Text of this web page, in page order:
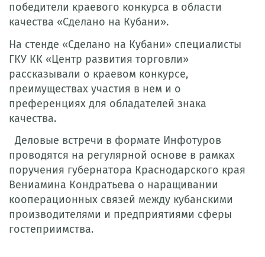
победители краевого конкурса в области
качества «Сделано на Кубани».
На стенде «Сделано на Кубани» специалисты
ГКУ КК «Центр развития торговли»
рассказывали о краевом конкурсе,
преимуществах участия в нем и о
преференциях для обладателей знака
качества.
Деловые встречи в формате Инфотуров
проводятся на регулярной основе в рамках
поручения губернатора Краснодарского края
Вениамина Кондратьева о наращивании
кооперационных связей между кубанскими
производителями и предприятиями сферы
гостеприимства.